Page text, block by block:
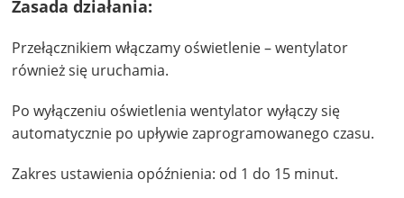
Zasada działania:
Przełącznikiem włączamy oświetlenie – wentylator
również się uruchamia.
Po wyłączeniu oświetlenia wentylator wyłączy się
automatycznie po upływie zaprogramowanego czasu.
Zakres ustawienia opóźnienia: od 1 do 15 minut.